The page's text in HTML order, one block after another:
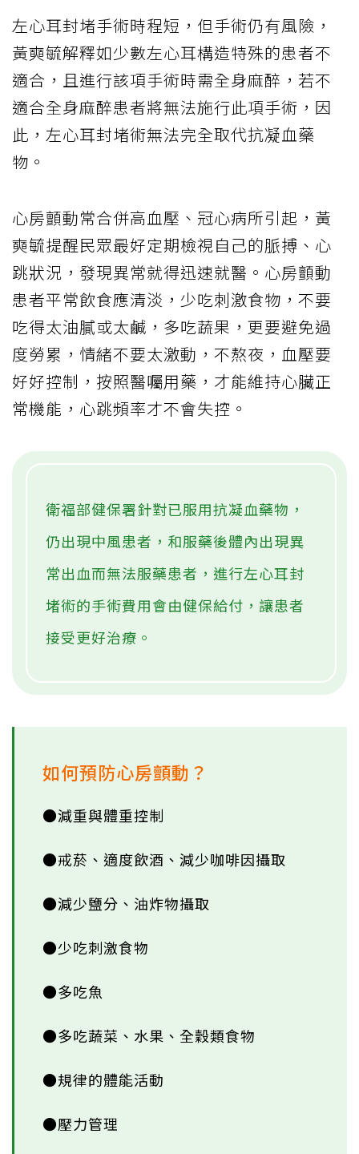
左心耳封堵手術時程短，但手術仍有風險，
黃奭毓解釋如少數左心耳構造特殊的患者不
適合，且進行該項手術時需全身麻醉，若不
適合全身麻醉患者將無法施行此項手術，因
此，左心耳封堵術無法完全取代抗凝血藥
物。
心房顫動常合併高血壓、冠心病所引起，黃
奭毓提醒民眾最好定期檢視自己的脈搏、心
跳狀況，發現異常就得迅速就醫。心房顫動
患者平常飲食應清淡，少吃刺激食物，不要
吃得太油膩或太鹹，多吃蔬果，更要避免過
度勞累，情緒不要太激動，不熬夜，血壓要
好好控制，按照醫囑用藥，才能維持心臟正
常機能，心跳頻率才不會失控。
衛福部健保署針對已服用抗凝血藥物，
仍出現中風患者，和服藥後體內出現異
常出血而無法服藥患者，進行左心耳封
堵術的手術費用會由健保給付，讓患者
接受更好治療。
如何預防心房顫動？
●減重與體重控制
●戒菸、適度飲酒、減少咖啡因攝取
●減少鹽分、油炸物攝取
●少吃刺激食物
●多吃魚
●多吃蔬菜、水果、全穀類食物
●規律的體能活動
●壓力管理